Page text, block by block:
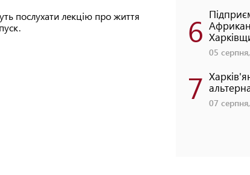
послухати лекцію про життя
6
05
7 07